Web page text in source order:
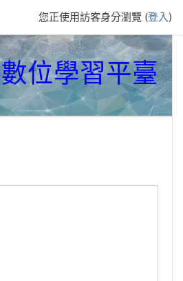
您正使用訪客身分瀏覽 (登入)
位學習平臺